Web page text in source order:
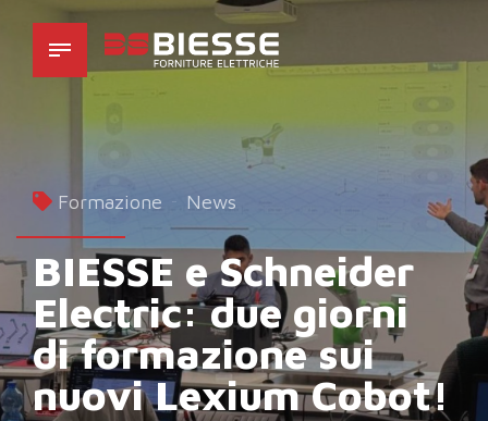
Formazione News
BIESSE e Schneider
Electric: due giorni
di formazione sui
nuovi Lexium Cobot!